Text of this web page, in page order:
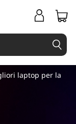
laptop per la